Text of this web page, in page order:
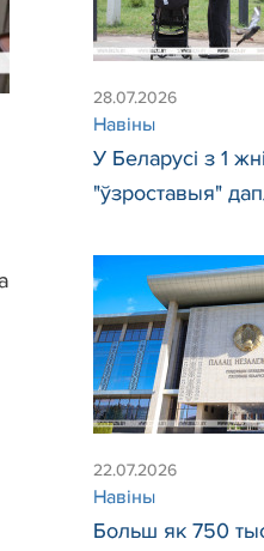
28.07.2026
Навіны
У Беларусі з 1
"ўзроставыя"
22.07.2026
Навіны
Больш як 750